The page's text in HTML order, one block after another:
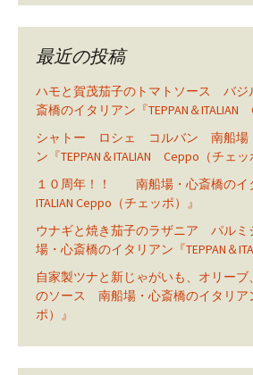
最近の投稿
ハモと賀茂茄子のトマトソース バ
斎橋のイタリアン『TEPPAN＆ITALIAN
シャトー ロシェ コルバン 南船場
ン『TEPPAN＆ITALIAN Ceppo（チェッ
１０周年！！ 南船場・心斎橋のイタ
ITALIAN Ceppo（チェッポ）』
ウナギと焼き茄子のラザニア パル
場・心斎橋のイタリアン『TEPPAN＆
自家製ツナと新じゃがいも、オリーブ
のソース 南船場・心斎橋のイタリア
ポ）』